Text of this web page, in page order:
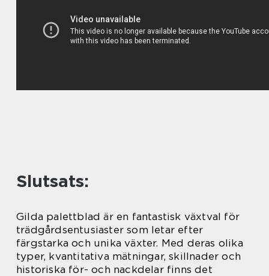
Slutsats:
Gilda palettblad är en fantastisk växtval för
trädgårdsentusiaster som letar efter
färgstarka och unika växter. Med deras olika
typer, kvantitativa mätningar, skillnader och
historiska för- och nackdelar finns det